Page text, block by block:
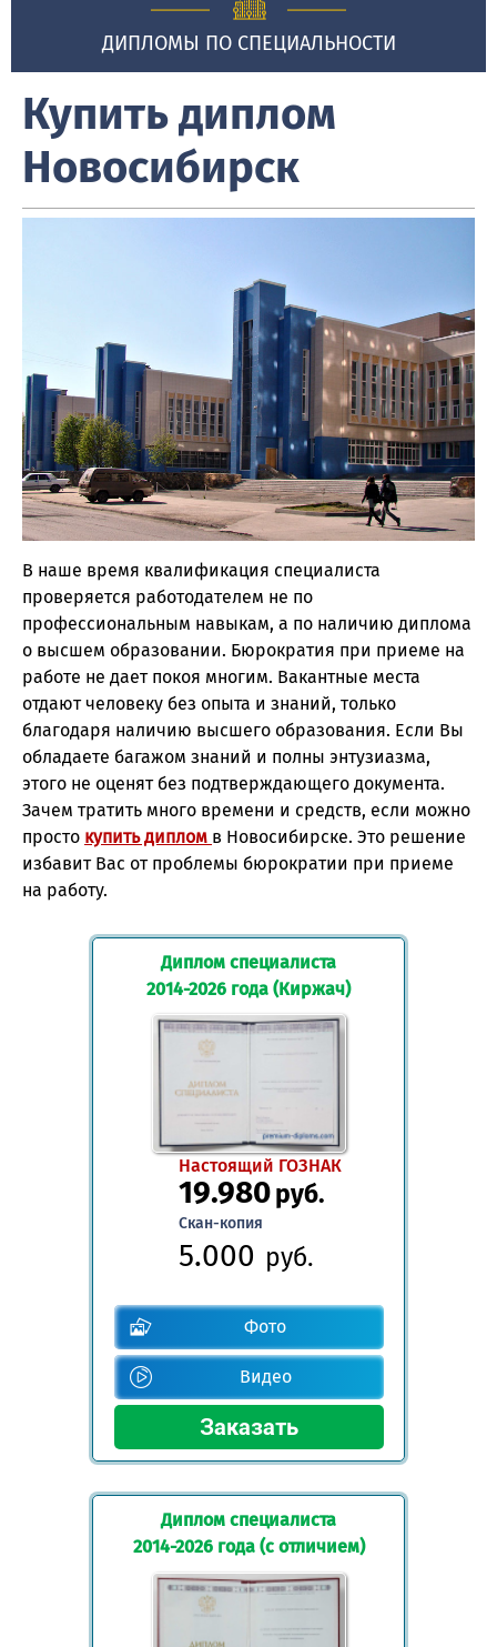
ДИПЛОМЫ ПО СПЕЦИАЛЬНОСТИ
Купить диплом
Новосибирск
В наше время квалификация специалиста
проверяется работодателем не по
профессиональным навыкам, а по наличию диплома
о высшем образовании. Бюрократия при приеме на
работе не дает покоя многим. Вакантные места
отдают человеку без опыта и знаний, только
благодаря наличию высшего образования. Если Вы
обладаете багажом знаний и полны энтузиазма,
этого не оценят без подтверждающего документа.
Зачем тратить много времени и средств, если можно
просто купить диплом в Новосибирске. Это решение
избавит Вас от проблемы бюрократии при приеме
на работу.
Диплом специалиста
2014-2026 года (Киржач)
Настоящий ГОЗНАК
19.980руб.
Скан-копия
5.000 руб.
Фото
Видео
Диплом специалиста
2014-2026 года (с отличием)